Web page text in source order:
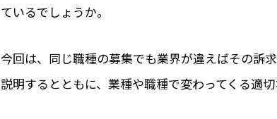
ているでしょうか。
今回は、同じ職種の募集でも業界が違えばその訴
説明するとともに、業種や職種で変わってくる適